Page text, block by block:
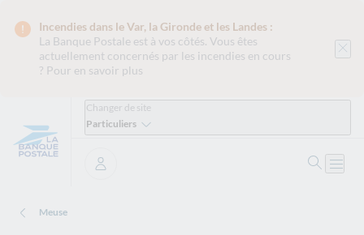
Incendies dans le Var, la Gironde et les Landes :
La Banque Postale est à vos côtés. Vous êtes
actuellement concernés par les incendies en cours
? Pour en savoir plus
Changer de site
Particuliers
Se connecter
Meuse